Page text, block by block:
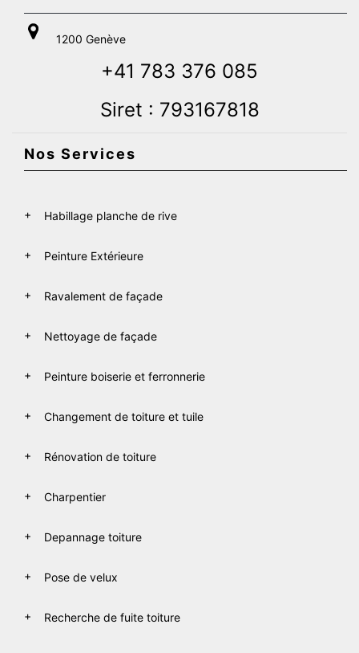
1200 Genève
+41 783 376 085
Siret : 793167818
Nos Services
Habillage planche de rive
Peinture Extérieure
Ravalement de façade
Nettoyage de façade
Peinture boiserie et ferronnerie
Changement de toiture et tuile
Rénovation de toiture
Charpentier
Depannage toiture
Pose de velux
Recherche de fuite toiture